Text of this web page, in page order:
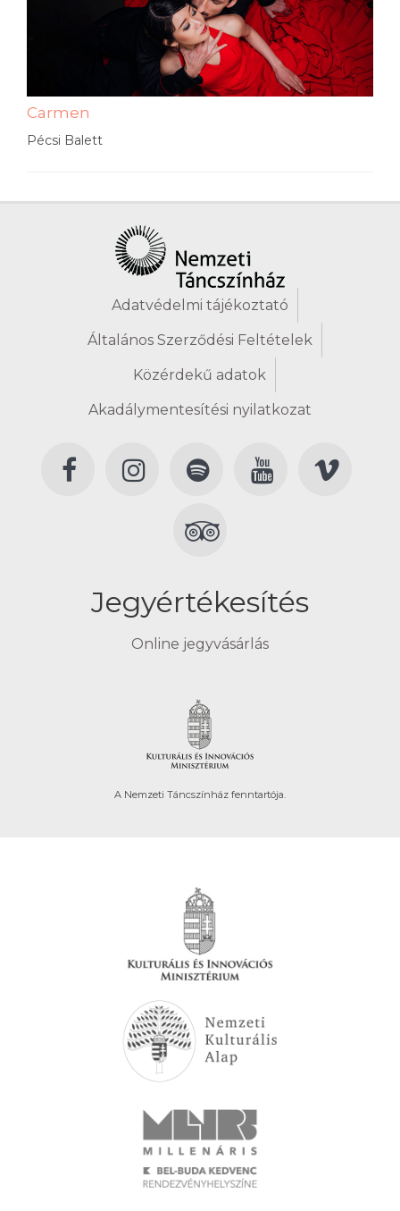
Carmen
Pécsi Balett
Adatvédelmi tájékoztató
Általános Szerződési Feltételek
Közérdekű adatok
Akadálymentesítési nyilatkozat
Jegyértékesítés
Online jegyvásárlás
A Nemzeti Táncszínház fenntartója.